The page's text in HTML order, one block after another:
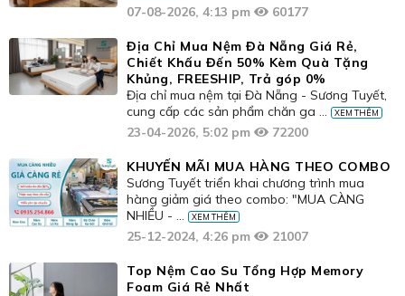
07-08-2026, 4:13 pm 60177
Địa Chỉ Mua Nệm Đà Nẵng Giá Rẻ,
Chiết Khấu Đến 50% Kèm Quà Tặng
Khủng, FREESHIP, Trả góp 0%
Địa chỉ mua nệm tại Đà Nẵng - Sương Tuyết,
cung cấp các sản phẩm chăn ga ...
XEM THÊM
23-04-2026, 5:02 pm 72200
KHUYẾN MÃI MUA HÀNG THEO COMBO
Sương Tuyết triển khai chương trình mua
hàng giảm giá theo combo: "MUA CÀNG
NHIỀU - ...
XEM THÊM
25-12-2024, 4:26 pm 21007
Top Nệm Cao Su Tổng Hợp Memory
Foam Giá Rẻ Nhất